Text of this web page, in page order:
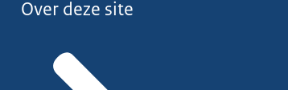
Over deze site